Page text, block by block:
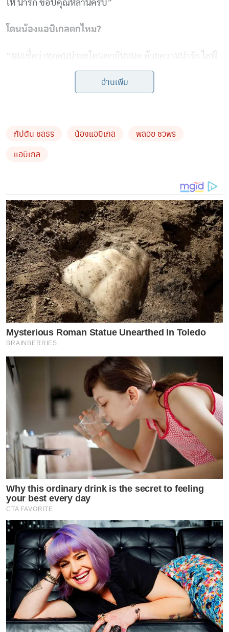
ให้ น่ารัก ขอบคุณหลานครับ”
โดนน้องแอบิเกลตกไหม?
“ผมเชื่อว่าทุกคนน่าจะโดนตกกันหมด ด้วยความน่ารัก ไลฟ์
สไตล์การเลี้ยงดูของพี่ชม ทำให้เรารู้สึกว่าเอ็นดูน้องมากๆ
โดนตกทุกวันเจอน้องเมื่อไหร่ก็น่ารัก”
ต่อมาไปกินข้าวปกติเลย ตอนนี้ต่างคนต่างทำงานกำลังไฟ
แรง”
คนนี้แม่ของลูกแน่นอน?
“ตอนนี้ทุกอย่างก็แฮปปี้ก็ลงตัว เป็นความสัมพันธ์ที่ดีมากๆ”
โมเมนต์ไหนทำให้รู้ว่าตกหลุมรักคนนี้?
“รู้สึกว่าเราคุยกันได้ทุกเรื่อง ซัพพอร์ตเรื่องหน้าที่การงาน
แค่นี้ก็แฮปปี้มากๆแล้วครับ”
ข่าวที่น่าสนใจ
พลอย-กัปตัน โมเมนต์สุดน่ารักในวันคล้ายวันเกิด
เปิดประวัติ “ดุกลือชัย ” กับเส้นทางดนตรี สู่ตำนานมื
☀️ใครที่ต้องทำงานกลางแจ้ง กลางแดดต้องระวัง❗️
เพราะถึงแม้ ‘ร้อน ตับ แตก’ จะไม่มีจริง
🥵แต่ “ร้อน จน ตับ วาย” นั้นมีจริง‼️
📌โรคลมแดด หรือ heat stroke นั้น
อ่านเพิ่ม
กัปตัน ชลธร น้องแอบิเกล
พลอย ชวพร
แอบิเกล
Mysterious Roman Statue Unearthed In Toledo
BRAINBERRIES
Why this ordinary drink is the secret to feeling
your best every day
CTA FAVORITE